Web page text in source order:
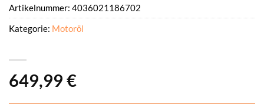
649,99 €
Artikelnummer: 4036021186702
Kategorie: Motoröl